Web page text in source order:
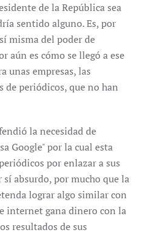
de la República sea
sentido alguno. Es, por
misma del poder de
aún es cómo se llegó a ese
unas empresas, las
de periódicos, que no han
la necesidad de
Google" por la cual esta
por enlazar a sus
absurdo, por mucho que la
lograr algo similar con
internet gana dinero con la
resultados de sus